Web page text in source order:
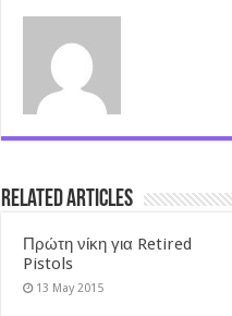
Related Articles
Πρώτη νίκη για Retired
Pistols
13 May 2015